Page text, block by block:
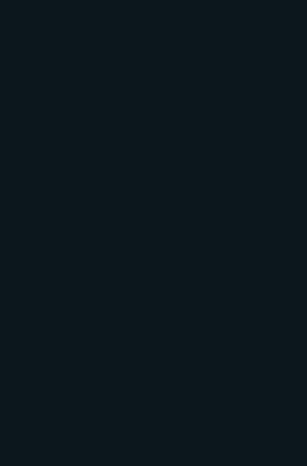
überholenden Fahrzeugs muss gern.
handeln und auf Sicherheit
kann er jedoch darauf vertrauen,
des anderen, in Fahrt befindlichen
seinem Fahrzeug ausgelösten
kommt, sich schifffahrtsüblich und
und zweitens, dass das andere Schiff
zur Teilnahme am
und seinen technischen
betrieben wird.
fällt kein Mitverschulden zur
von einem anderen Schiff
Gefahrenlage im letzten
Entscheidung trifft. Eine
jedoch nur dann als solche des
wenn ein Schiffsführer
unerwarteten Reaktion gezwungen
Verhalten billigerweise
werden kann.